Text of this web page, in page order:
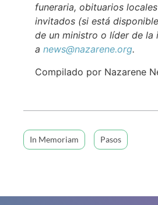
funeraria, obituarios
invitados (si está
de un ministro o líder de la
a news@nazarene.org.
Compilado por Nazarene
In Memoriam Pasos